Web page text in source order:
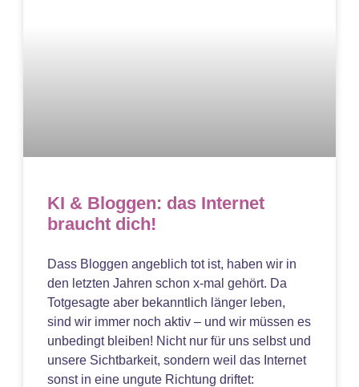
KI & Bloggen: das Internet
braucht dich!
Dass Bloggen angeblich tot ist, haben wir in
den letzten Jahren schon x-mal gehört. Da
Totgesagte aber bekanntlich länger leben,
sind wir immer noch aktiv – und wir müssen es
unbedingt bleiben! Nicht nur für uns selbst und
unsere Sichtbarkeit, sondern weil das Internet
sonst in eine ungute Richtung driftet: